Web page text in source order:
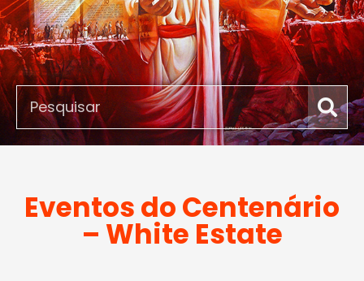
Eventos do Centenário
– White Estate